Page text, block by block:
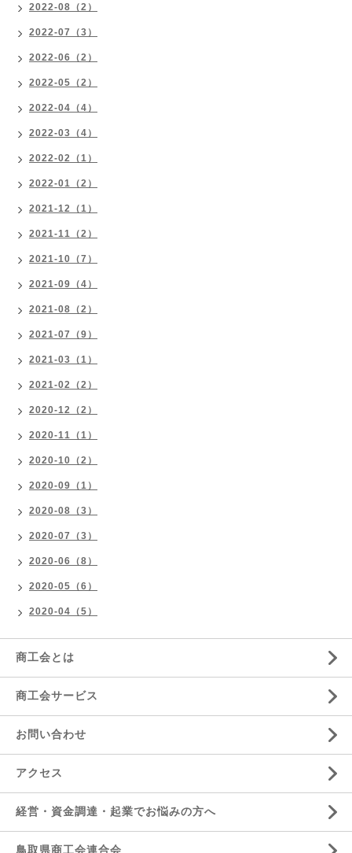
2022-08（2）
2022-07（3）
2022-06（2）
2022-05（2）
2022-04（4）
2022-03（4）
2022-02（1）
2022-01（2）
2021-12（1）
2021-11（2）
2021-10（7）
2021-09（4）
2021-08（2）
2021-07（9）
2021-03（1）
2021-02（2）
2020-12（2）
2020-11（1）
2020-10（2）
2020-09（1）
2020-08（3）
2020-07（3）
2020-06（8）
2020-05（6）
2020-04（5）
商工会とは
商工会サービス
お問い合わせ
アクセス
経営・資金調達・起業でお悩みの方へ
鳥取県商工会連合会